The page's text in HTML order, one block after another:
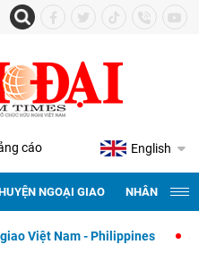
cáo English
NGOẠI GIAO NHÂN
- Philippines 500 ngày